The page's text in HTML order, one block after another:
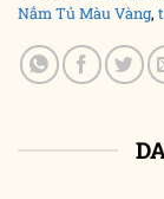
Nắm Tủ Màu Vàng,